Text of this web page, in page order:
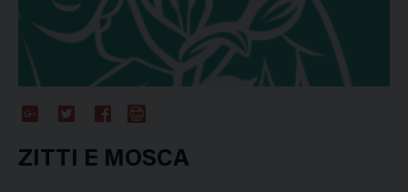
Plus
ZITTI E MOSCA